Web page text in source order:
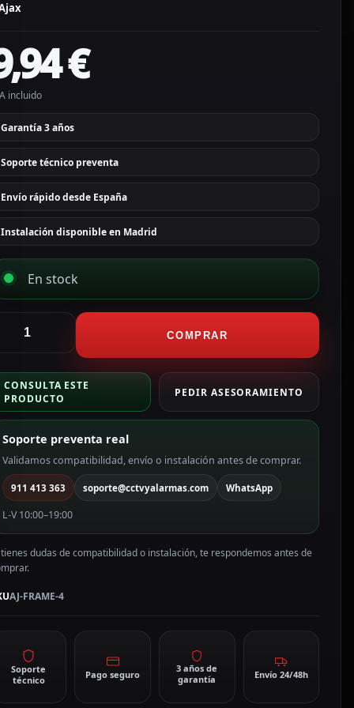
€
incluido
Garantía 3 años
Soporte técnico preventa
Envío rápido desde España
Instalación disponible en Madrid
En stock
COMPRAR
CONSULTA ESTE
PRODUCTO
PEDIR ASESORAMIENTO
Soporte preventa real
Validamos compatibilidad, envío o instalación antes de comprar.
911 413 363 soporte@cctvyalarmas.com WhatsApp
L-V 10:00–19:00
dudas de compatibilidad o instalación, te respondemos antes de
AJ-FRAME-4
Soporte
técnico
Pago seguro
3 años de
garantía
Envío 24/48h